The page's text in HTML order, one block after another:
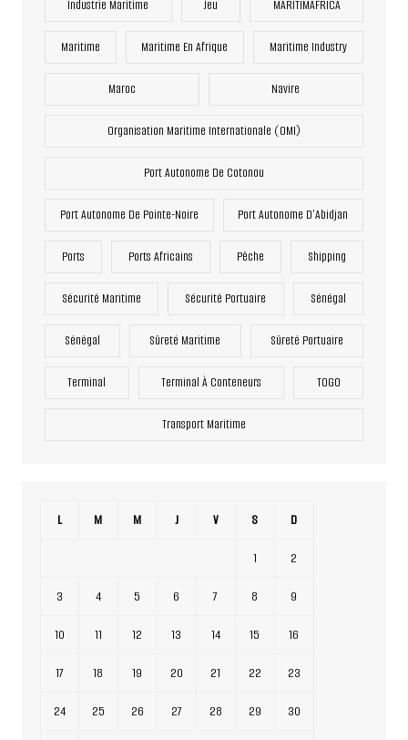
Industrie Maritime Jeu MARITIMAFRICA
Maritime Maritime En Afrique Maritime Industry
Maroc Navire
Organisation Maritime Internationale (OMI)
Port Autonome De Cotonou
Port Autonome De Pointe-Noire Port Autonome D’Abidjan
Ports Ports Africains Pêche Shipping
Sécurité Maritime Sécurité Portuaire Sénégal
Sénégal Sûreté Maritime Sûreté Portuaire
Terminal Terminal À Conteneurs TOGO
Transport Maritime
L M M J V S D
1 2
3 4 5 6 7 8 9
10 11 12 13 14 15 16
17 18 19 20 21 22 23
24 25 26 27 28 29 30